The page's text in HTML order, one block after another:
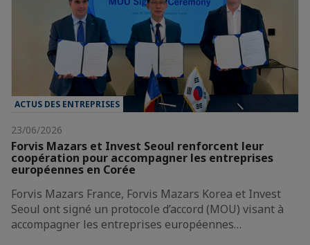
ACTUS DES ENTREPRISES
23/06/2026
Forvis Mazars et Invest Seoul renforcent leur
coopération pour accompagner les entreprises
européennes en Corée
Forvis Mazars France, Forvis Mazars Korea et Invest
Seoul ont signé un protocole d’accord (MOU) visant à
accompagner les entreprises européennes…